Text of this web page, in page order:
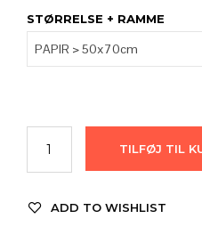
STØRRELSE + RAMME
TILFØJ TIL
ADD TO WISHLIST